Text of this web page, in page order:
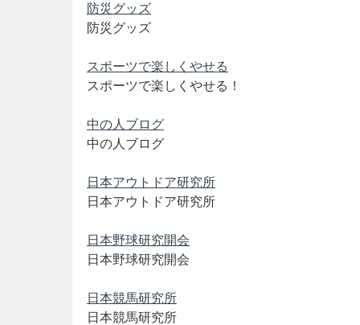
防災グッズ
防災グッズ
スポーツで楽しくやせる
スポーツで楽しくやせる！
中の人ブログ
中の人ブログ
日本アウトドア研究所
日本アウトドア研究所
日本野球研究開会
日本野球研究開会
日本競馬研究所
日本競馬研究所